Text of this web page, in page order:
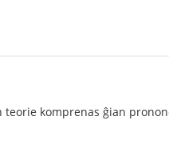
komprenas ĝian